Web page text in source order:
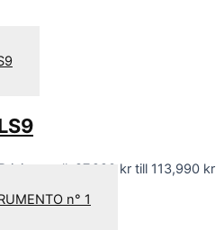
Prisintervall: 87,990 kr till 113,990 kr